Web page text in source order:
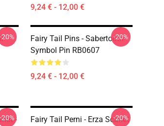
9,24 € - 12,00 €
-20%
Fairy Tail Pins - Sabertooth
Symbol Pin RB0607
9,24 € - 12,00 €
-20%
-
-20%
Fairy Tail Perni - Erza Scarlet
-20%